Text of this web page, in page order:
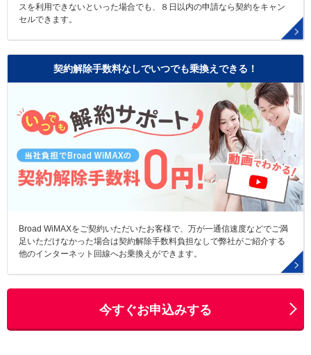
スを利用できないといった場合でも、８日以内の申請なら契約をキャン
セルできます。
契約解除手数料なしでいつでも乗換えできる！
Broad WiMAXをご契約いただいたお客様で、万が一通信速度などでご満
足いただけなかった場合は契約解除手数料負担なしで弊社がご紹介する
他のインターネット回線へお乗換えができます。
今すぐお申込みする